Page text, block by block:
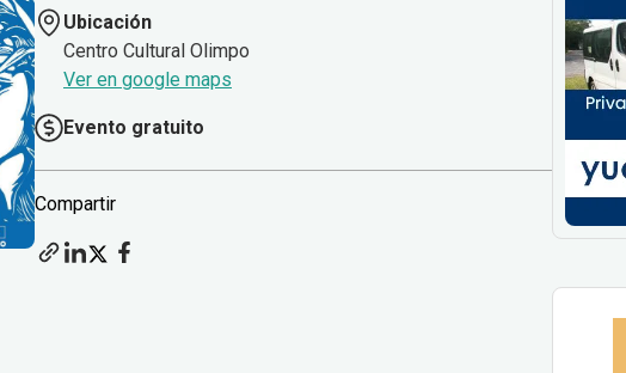
Ubicación
Centro Cultural Olimpo
Ver en google maps
Evento gratuito
Compartir